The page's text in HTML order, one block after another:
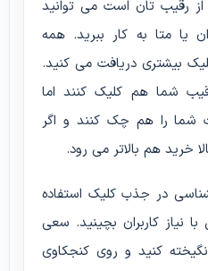
رقیب تان است می توانید
یا متا به کار ببرید. همه
بیشتری دریافت می کنید.
شما هم کلیک کنند اما
شما را هم چک کنند و اگر
خرید هم بالاتر می رود.
در جذب کلیک استفاده
نیاز کاربران بچینید. سعی
کنید و روی کنجکاوی